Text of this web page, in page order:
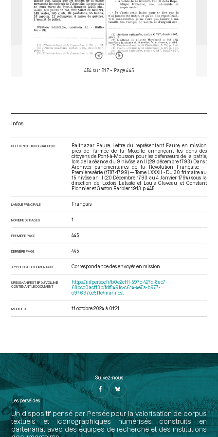
454 sur 817 • Page 445
Infos
RÉFÉRENCE BIBLIOGRAPHIQUE
Balthazar Faure. Lettre du représentant Faure, en mission
près de l'armée de la Moselle, annonçant les dons des
citoyens de Pont-à-Mousson pour les défenseurs de la patrie,
lors de la séance du 9 nivôse an II (29 décembre 1793). Dans :
Archives parlementaires de la Révolution Française —
Première série (1787-1799) — Tome LXXXII - Du 30 frimaire au
15 nivôse an II (20 Décembre 1793 au 4 Janvier 1794), sous la
direction de Lodoïs Lataste et Louis Claveau et Constant
Pionnier et Gaston Barbier. 1913. p. 445.
LANGUE PRINCIPALE Français
NOMBRE DE PAGES 1
PREMIÈRE PAGE 445
DERNIÈRE PAGE 445
TYPOLOGIE DOCUMENTAIRE Correspondance des envoyés en mission
URI DU MANIFEST IIIF DU VOLUME
CONTENANT LE DOCUMENT
https://iiif.persee.fr/b0e2cf11-597c-427d-8ac7-
68bcc0acf13b/fdf849fc-c614-4e7a-b977-
c97697ce511c/manifest
MODIFIÉ LE 11 octobre 2024 à 01:21
Suivez-nous
Les perséides
Un dispositif pensé par Persée pour la valorisation de corpus
textuels et iconographiques numérisés construits en
partenariat avec des équipes de recherche et des institutions